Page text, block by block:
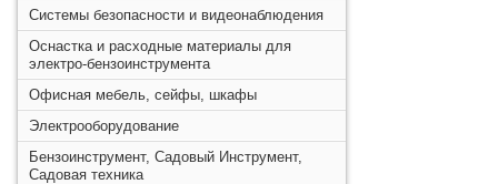
Системы безопасности и видеонаблюдения
Оснастка и расходные материалы для
электро-бензоинструмента
Офисная мебель, сейфы, шкафы
Электрооборудование
Бензоинструмент, Садовый Инструмент,
Садовая техника